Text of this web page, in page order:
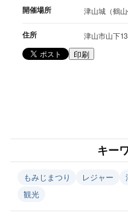
開催場所 津山城（鶴山
住所 津山市山下
印刷
キー
もみじまつり レジャー
観光